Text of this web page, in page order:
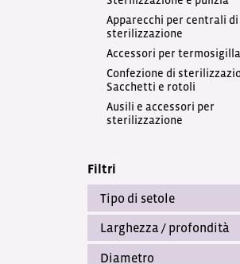
Apparecchi per centrali di
sterilizzazione
Accessori per
Confezione di
Sacchetti e rotoli
Ausili e accessori per
sterilizzazione
Filtri
Tipo di setole
Larghezza / profondità
Diametro